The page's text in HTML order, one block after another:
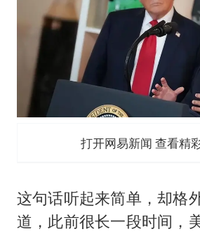
打开网易新闻 查看精
这句话听起来简单，却格
道，此前很长一段时间，